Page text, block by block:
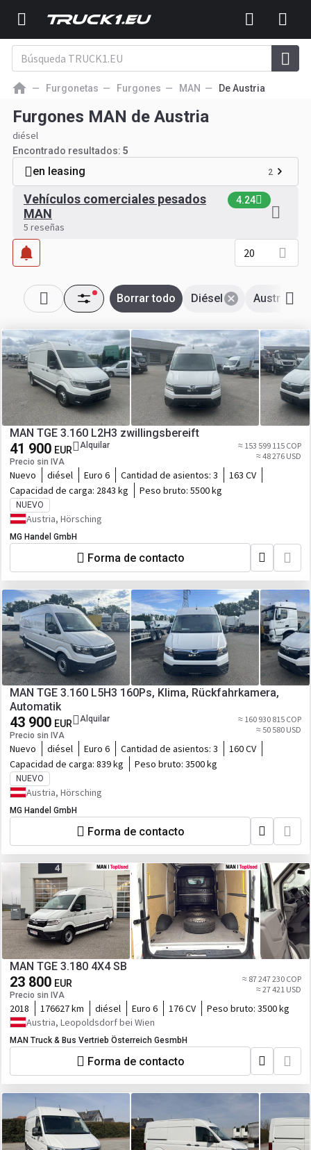
Furgonetas Furgones MAN De Austria
Furgones MAN de Austria
diésel
Encontrado resultados: 5
en leasing 2
Vehículos comerciales pesados
MAN
4.24
5 reseñas
20
Austria
Diésel
Borrar todo
MAN TGE 3.160 L2H3 zwillingsbereift
41 900 EUR
Precio sin IVA
Alquilar
≈ 153 599 115 COP
≈ 48 276 USD
Nuevo diésel Euro 6 Cantidad de asientos: 3
163 CV
Capacidad de carga: 2843 kg Peso bruto: 5500 kg
NUEVO
Austria, Hörsching
MG Handel GmbH
Forma de contacto
MAN TGE 3.160 L5H3 160Ps, Klima, Rückfahrkamera,
Automatik
43 900 EUR
Precio sin IVA
Alquilar
≈ 160 930 815 COP
≈ 50 580 USD
Nuevo diésel Euro 6 Cantidad de asientos: 3
160 CV
Capacidad de carga: 839 kg Peso bruto: 3500 kg
NUEVO
Austria, Hörsching
MG Handel GmbH
Forma de contacto
MAN TGE 3.180 4X4 SB
23 800 EUR
Precio sin IVA
≈ 87 247 230 COP
≈ 27 421 USD
2018 176627 km diésel Euro 6 176 CV Peso bruto: 3500 kg
Austria, Leopoldsdorf bei Wien
MAN Truck & Bus Vertrieb Österreich GesmbH
Forma de contacto